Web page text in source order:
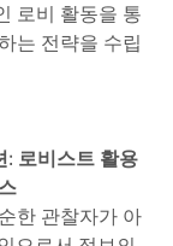
로비 활동을 통
는 전략을 수립
: 로비스트 활용
한 관찰자가 아